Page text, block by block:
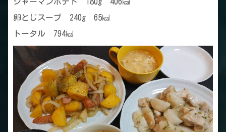
卵とじスープ 240g 65㎉
トータル 794㎉